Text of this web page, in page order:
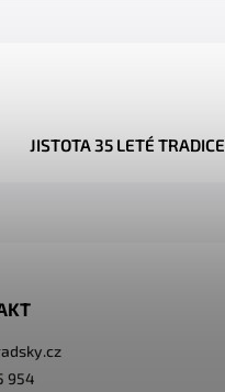
JISTOTA 35 LETÉ TRADICE
954